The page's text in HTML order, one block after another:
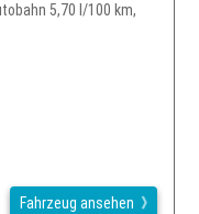
5,70 l/100 km,
Fahrzeug ansehen